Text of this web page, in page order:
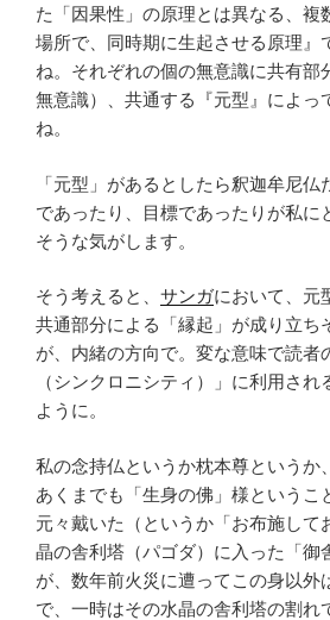
た「因果性」の原理とは異なる、複
場所で、同時期に生起させる原理』
ね。それぞれの個の無意識に共有部
無意識）、共通する『元型』によっ
ね。
「元型」があるとしたら釈迦牟尼
であったり、目標であったりが私に
そうな気がします。
そう考えると、 サンガにおいて、元
共通部分による「縁起」が成り立ち
が、内緒の方向で。変な意味で読者
（シンクロニシティ）」に利用さ
ように。
私の念持仏というか枕本尊というか
あくまでも「生身の佛」様というこ
元々戴いた（というか「お布施して
晶の舎利塔（パゴダ）に入った「御
が、数年前火災に遭ってこの身以外
で、 一時はその水晶の舎利塔の割れ